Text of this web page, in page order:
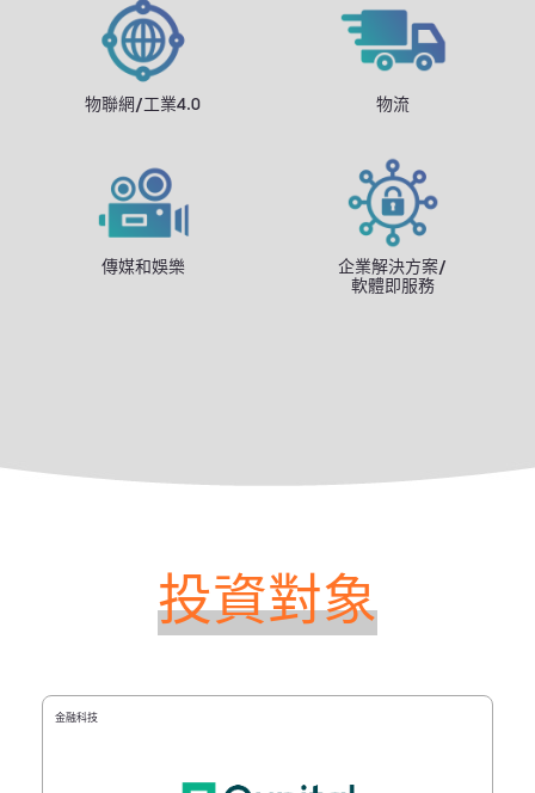
物聯網/工業4.0 物流
傳媒和娛樂
企業解決方案/
軟體即服務
投資對象
金融科技